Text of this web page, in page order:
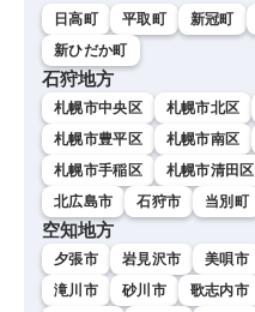
日高町 平取町 新冠町
新ひだか町
石狩地方
札幌市中央区 札幌市北区
札幌市豊平区
札幌市南区
札幌市手稲区
札幌市清田区
北広島市
石狩市 当別町
空知地方
夕張市 岩見沢市 美唄市
滝川市
砂川市 歌志内市